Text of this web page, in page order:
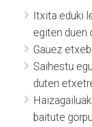
Itxita eduki
egiten duen
Gauez
Saihestu
duten
baitute